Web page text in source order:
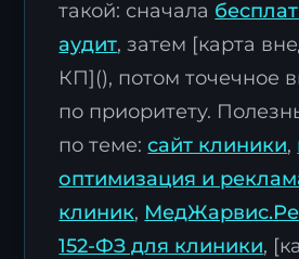
такой: сначала
аудит, затем [карта
КП](), потом точечное
по приоритету.
по теме:сайт клиники,
оптимизация и
клиник,
152-ФЗ для клиники,